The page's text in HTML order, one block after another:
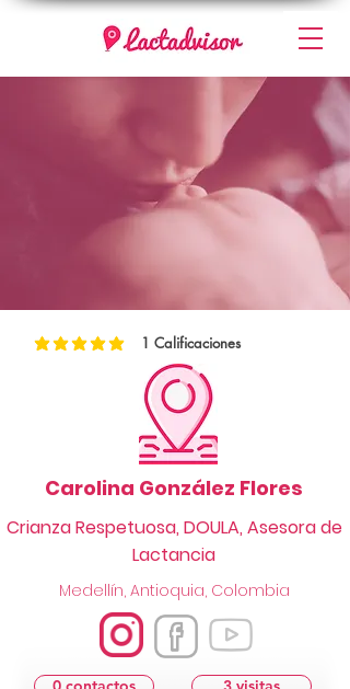
1 Calificaciones
la calificación promedio es 5 de 5, basada en 1
Carolina González Flores
Crianza Respetuosa, DOULA, Asesora de
Lactancia
Medellín, Antioquia, Colombia